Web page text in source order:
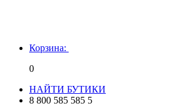
Корзина:
0
НАЙТИ БУТИКИ
8 800 585 585 5